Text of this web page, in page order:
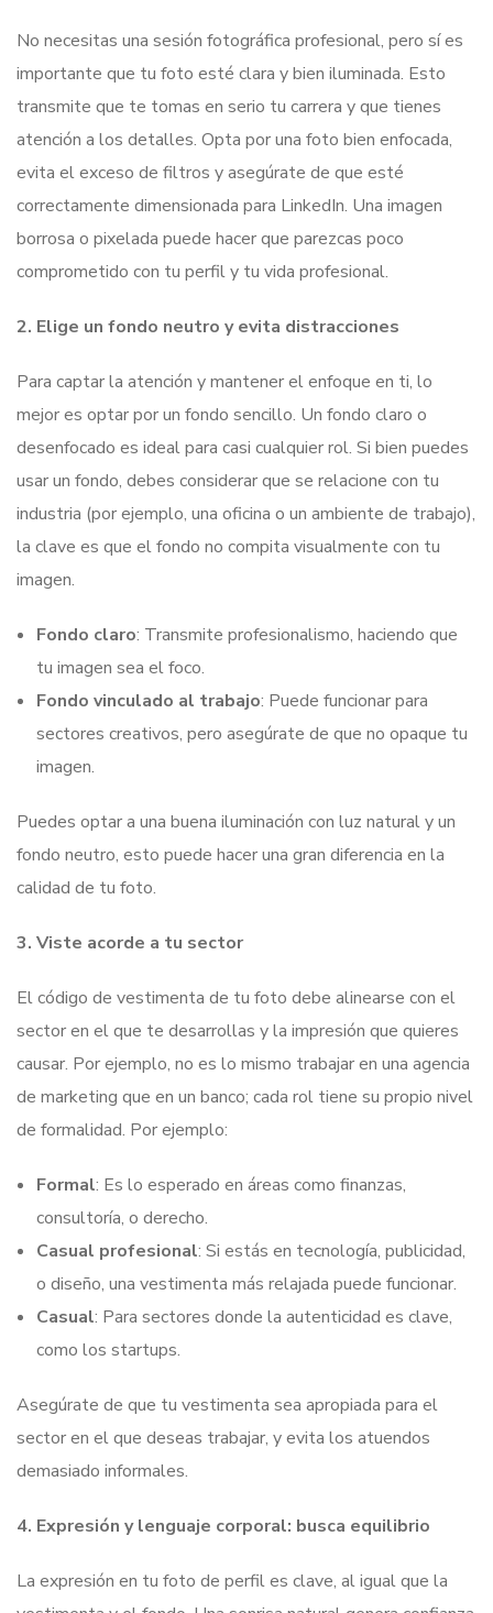
No necesitas una sesión fotográfica profesional, pero sí es
importante que tu foto esté clara y bien iluminada. Esto
transmite que te tomas en serio tu carrera y que tienes
atención a los detalles. Opta por una foto bien enfocada,
evita el exceso de filtros y asegúrate de que esté
correctamente dimensionada para LinkedIn. Una imagen
borrosa o pixelada puede hacer que parezcas poco
comprometido con tu perfil y tu vida profesional.
2. Elige un fondo neutro y evita distracciones
Para captar la atención y mantener el enfoque en ti, lo
mejor es optar por un fondo sencillo. Un fondo claro o
desenfocado es ideal para casi cualquier rol. Si bien puedes
usar un fondo, debes considerar que se relacione con tu
industria (por ejemplo, una oficina o un ambiente de trabajo),
la clave es que el fondo no compita visualmente con tu
imagen.
Fondo claro: Transmite profesionalismo, haciendo que
tu imagen sea el foco.
Fondo vinculado al trabajo: Puede funcionar para
sectores creativos, pero asegúrate de que no opaque tu
imagen.
Puedes optar a una buena iluminación con luz natural y un
fondo neutro, esto puede hacer una gran diferencia en la
calidad de tu foto.
3. Viste acorde a tu sector
El código de vestimenta de tu foto debe alinearse con el
sector en el que te desarrollas y la impresión que quieres
causar. Por ejemplo, no es lo mismo trabajar en una agencia
de marketing que en un banco; cada rol tiene su propio nivel
de formalidad. Por ejemplo:
Formal: Es lo esperado en áreas como finanzas,
consultoría, o derecho.
Casual profesional: Si estás en tecnología, publicidad,
o diseño, una vestimenta más relajada puede funcionar.
Casual: Para sectores donde la autenticidad es clave,
como los startups.
Asegúrate de que tu vestimenta sea apropiada para el
sector en el que deseas trabajar, y evita los atuendos
demasiado informales.
4. Expresión y lenguaje corporal: busca equilibrio
La expresión en tu foto de perfil es clave, al igual que la